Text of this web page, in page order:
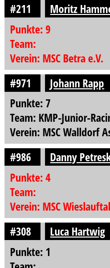
#211
Moritz
Punkte: 9
Team:
Verein: MSC Betra e.V.
#971
Johann Rapp
Punkte: 7
Team: KMP-Junior-
Verein: MSC Walldorf
#986
Danny
Punkte: 4
Team:
Verein: MSC
#308
Luca Hartwig
Punkte: 1